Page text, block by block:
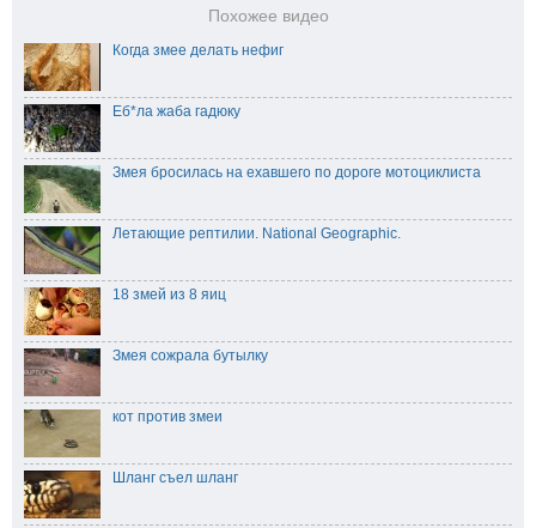
Похожее видео
Когда змее делать нефиг
Еб*ла жаба гадюку
Змея бросилась на ехавшего по дороге мотоциклиста
Летающие рептилии. National Geographic.
18 змей из 8 яиц
Змея сожрала бутылку
кот против змеи
Шланг съел шланг